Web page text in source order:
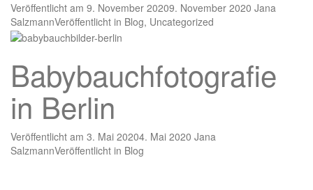
Veröffentlicht am 9. November 20209. November 2020 Jana
SalzmannVeröffentlicht in Blog, Uncategorized
Babybauchfotografie
in Berlin
Veröffentlicht am 3. Mai 20204. Mai 2020 Jana
SalzmannVeröffentlicht in Blog